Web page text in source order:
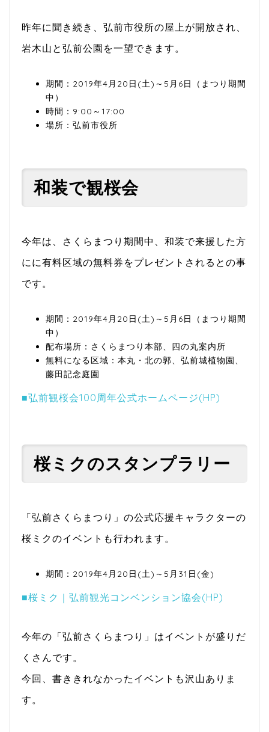
昨年に聞き続き、弘前市役所の屋上が開放され、
岩木山と弘前公園を一望できます。
期間：2019年4月20日(土)～5月6日（まつり期間
中）
時間：9:00～17:00
場所：弘前市役所
和装で観桜会
今年は、さくらまつり期間中、和装で来援した方
にに有料区域の無料券をプレゼントされるとの事
です。
期間：2019年4月20日(土)～5月6日（まつり期間
中）
配布場所：さくらまつり本部、四の丸案内所
無料になる区域：本丸・北の郭、弘前城植物園、
藤田記念庭園
■弘前観桜会100周年公式ホームページ(HP)
桜ミクのスタンプラリー
「弘前さくらまつり」の公式応援キャラクターの
桜ミクのイベントも行われます。
期間：2019年4月20日(土)～5月31日(金)
■桜ミク｜弘前観光コンベンション協会(HP)
今年の「弘前さくらまつり」はイベントが盛りだ
くさんです。
今回、書ききれなかったイベントも沢山ありま
す。